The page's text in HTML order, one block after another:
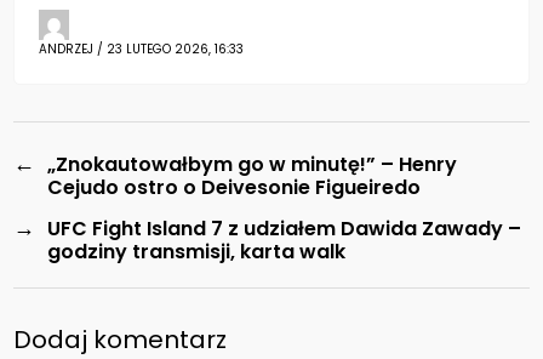
ANDRZEJ / 23 LUTEGO 2026, 16:33
← „Znokautowałbym go w minutę!” – Henry
Cejudo ostro o Deivesonie Figueiredo
→
UFC Fight Island 7 z udziałem Dawida Zawady –
godziny transmisji, karta walk
Dodaj komentarz